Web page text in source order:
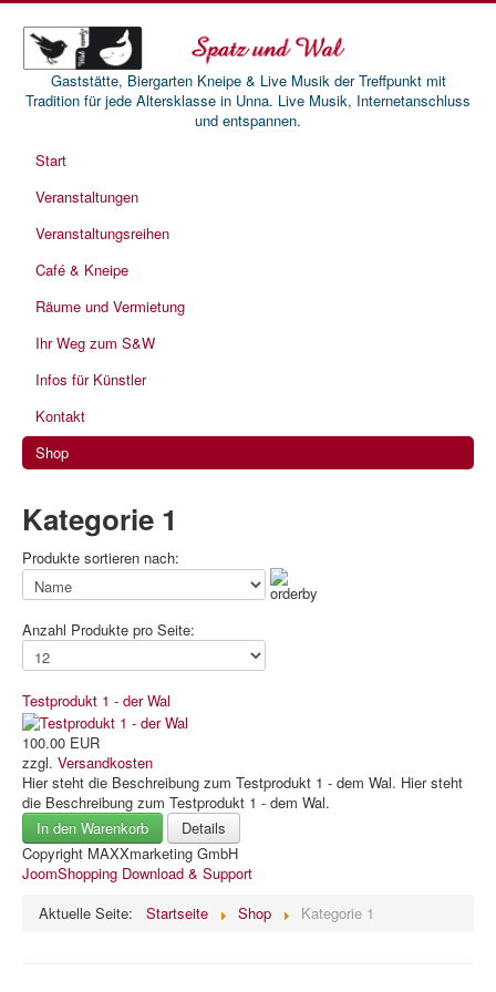
Gaststätte, Biergarten Kneipe & Live Musik der Treffpunkt mit
Tradition für jede Altersklasse in Unna. Live Musik, Internetanschluss
und entspannen.
Start
Veranstaltungen
Veranstaltungsreihen
Café & Kneipe
Räume und Vermietung
Ihr Weg zum S&W
Infos für Künstler
Kontakt
Shop
Kategorie 1
Produkte sortieren nach:
Anzahl Produkte pro Seite:
Testprodukt 1 - der Wal
100.00 EUR
zzgl. Versandkosten
Hier steht die Beschreibung zum Testprodukt 1 - dem Wal. Hier steht
die Beschreibung zum Testprodukt 1 - dem Wal.
In den Warenkorb
Details
Copyright MAXXmarketing GmbH
JoomShopping Download & Support
Aktuelle Seite:
Startseite Shop Kategorie 1